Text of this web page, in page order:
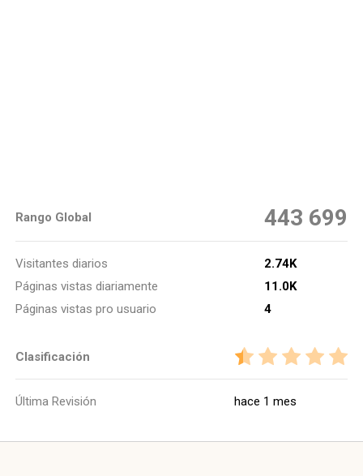
Rango Global 443 699
Visitantes diarios
2.74K
Páginas vistas diariamente
11.0K
Páginas vistas pro usuario
4
Clasificación
Última Revisión hace 1 mes